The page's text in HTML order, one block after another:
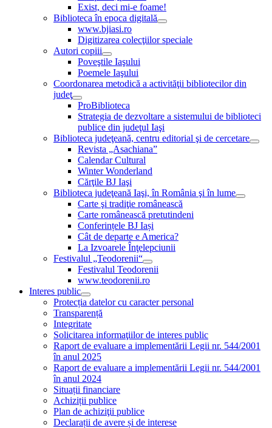
Exist, deci mi-e foame!
Biblioteca în epoca digitală
www.bjiasi.ro
Digitizarea colecţiilor speciale
Autori copiii
Poveştile Iaşului
Poemele Iaşului
Coordonarea metodică a activităţii bibliotecilor din
judeţ
ProBiblioteca
Strategia de dezvoltare a sistemului de biblioteci
publice din judeţul Iaşi
Biblioteca judeţeană, centru editorial şi de cercetare
Revista „Asachiana”
Calendar Cultural
Winter Wonderland
Cărţile BJ Iaşi
Biblioteca judeţeană Iaşi, în România şi în lume
Carte şi tradiţie românească
Carte românească pretutindeni
Conferințele BJ Iași
Cât de departe e America?
La Izvoarele Înţelepciunii
Festivalul „Teodorenii“
Festivalul Teodorenii
www.teodorenii.ro
Interes public
Protecția datelor cu caracter personal
Transparență
Integritate
Solicitarea informaţiilor de interes public
Raport de evaluare a implementării Legii nr. 544/2001
în anul 2025
Raport de evaluare a implementării Legii nr. 544/2001
în anul 2024
Situații financiare
Achiziții publice
Plan de achiziţii publice
Declarații de avere și de interese